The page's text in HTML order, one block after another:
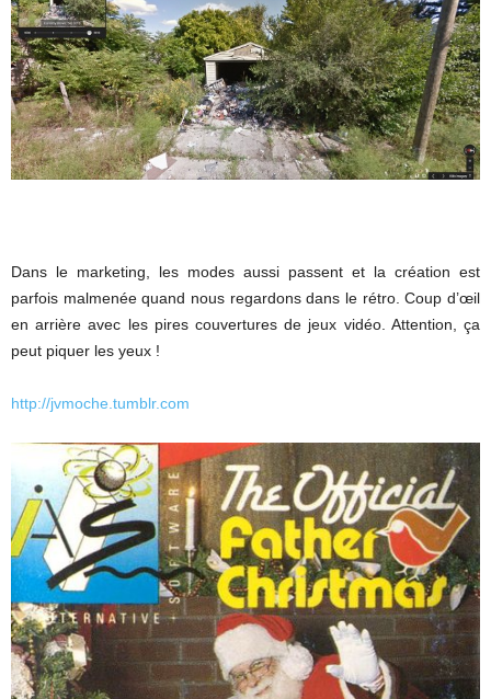
Dans le marketing, les modes aussi passent et la création est
parfois malmenée quand nous regardons dans le rétro. Coup d’œil
en arrière avec les pires couvertures de jeux vidéo. Attention, ça
peut piquer les yeux !
http://jvmoche.tumblr.com